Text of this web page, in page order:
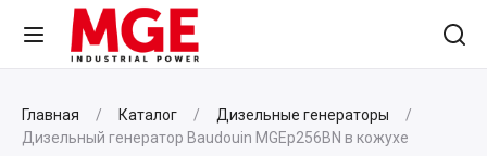
Главная Каталог
Дизельные генераторы
Дизельный генератор Baudouin MGEp256BN в кожухе